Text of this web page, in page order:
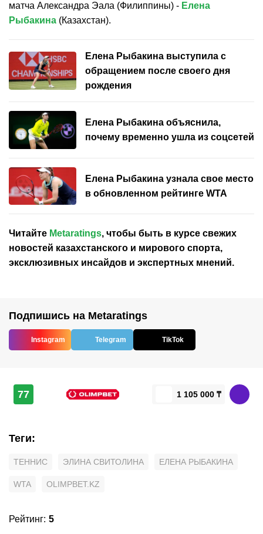
матча Александра Эала (Филиппины) - Елена
Рыбакина (Казахстан).
Елена Рыбакина выступила с
обращением после своего дня
рождения
Елена Рыбакина объяснила,
почему временно ушла из соцсетей
Елена Рыбакина узнала свое место
в обновленном рейтинге WTA
Читайте Metaratings, чтобы быть в курсе свежих
новостей казахстанского и мирового спорта,
эксклюзивных инсайдов и экспертных мнений.
Подпишись на Metaratings
Instagram Telegram TikTok
77 1 105 000 ₸
Теги:
ТЕННИС ЭЛИНА СВИТОЛИНА ЕЛЕНА РЫБАКИНА
WTA OLIMPBET.KZ
Рейтинг: 5